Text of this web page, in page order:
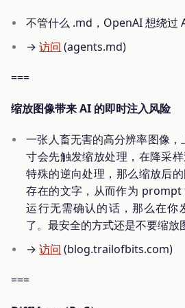
不管什么 .md，OpenAI 想绕过
→访问 (agents.md)
===
缩放图像带来 AI 的即时注入风险
一张人畜无害的高分辨率图像，
寸会先触发缩放处理，在降采
特殊的逆向处理，那么缩放后
存在的文字，从而作为
运行无需确认的话，那么在你
了。最安全的方式还是不要缩放
→访问 (blog.trailofbits.com)
===